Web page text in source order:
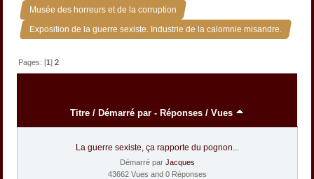
Musée des horreurs et de la corruption »
Exposition de la guerre sexiste. Industrie de la calomnie misandre.
Pages: [1]2
Titre / Démarré par - Réponses / Vues
La guerre sexiste, ça rapporte du pognon...
Démarré par Jacques
43662 Vues and 0 Réponses